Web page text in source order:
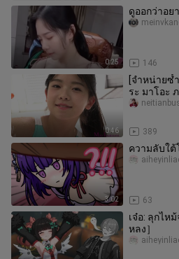
0:25
ดูออกว่าอ
146
0:46
[จำหน่ายซ้
ระ มาโอะ
389
3:02
ความลับใต้
63
เจ๋อ: ลุกไห
หลง］